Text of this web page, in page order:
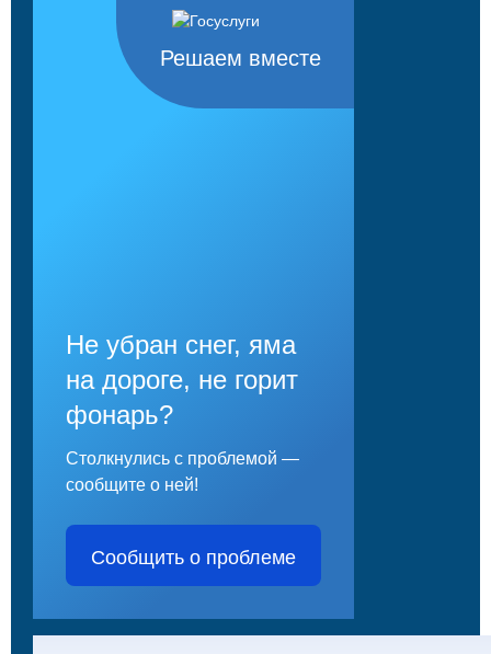
Решаем вместе
Не убран снег, яма
на дороге, не горит
фонарь?
Столкнулись с проблемой —
сообщите о ней!
Сообщить о проблеме